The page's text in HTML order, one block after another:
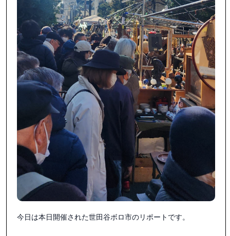
テキスタイルの見本帖以外は
犬ものばかり🤭🐩
シジーのお洋服も買えました！
まさかの先代ヨーキー・ドナの
ワンピースの色違いのパンツバージョン⚓️が
ほぼ新品で✨
普通のお洋服ばかりのお店の
手前に3着だけワンコ服がかけられてました。
メガネかけて出かけてよかったぁ〜😆
どこかのお店が我が家の土楽窯さんの鍋
とお揃いの鍋で、お料理していらしたのです。
オモトの蓋はかなり前のものなはず！
綺麗に使っていらして、
実に興味深かったです。
ゆっくり食事に伺わないとだな。
#世田谷ボロ市
今日は本日開催された世田谷ボロ市のリポートです。